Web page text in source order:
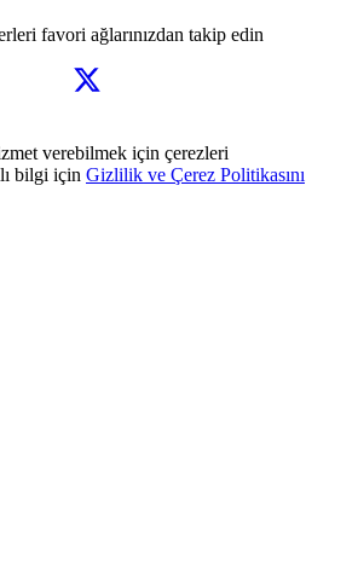
favori ağlarınızdan takip edin
verebilmek için çerezleri
bilgi için Gizlilik ve Çerez Politikasını